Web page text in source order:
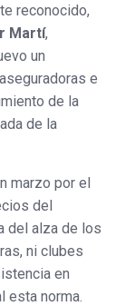
reconocido,
Martí,
un
e
de la
de la
marzo por el
del
del alza de los
ni clubes
en
esta norma.